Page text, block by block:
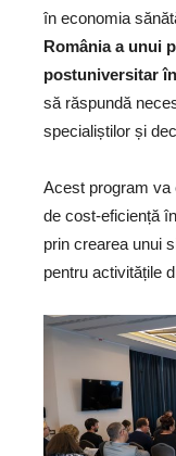
în economia
România a unui
postuniversitar
să răspundă
specialiștilor și
Acest program va
de cost-eficiență
prin crearea unui
pentru activitățile